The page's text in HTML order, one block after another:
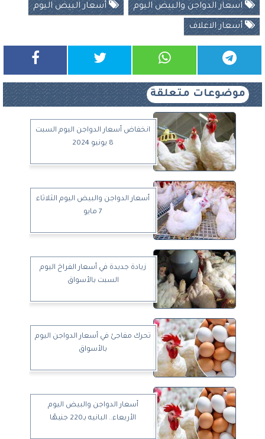
اسعار الدواجن والبيض اليوم أسعار البيض اليوم
أسعار الاعلاف
موضوعات متعلقة
انخفاض أسعار الدواجن اليوم السبت
8 يونيو 2024
أسعار الدواجن والبيض اليوم الثلاثاء
7 مايو
زيادة جديدة في أسعار الفراخ اليوم
السبت بالأسواق
تحرك مفاجئ في أسعار الدواجن اليوم
بالأسواق
أسعار الدواجن والبيض اليوم
الأربعاء.. البانيه بـ220 جنيهًا